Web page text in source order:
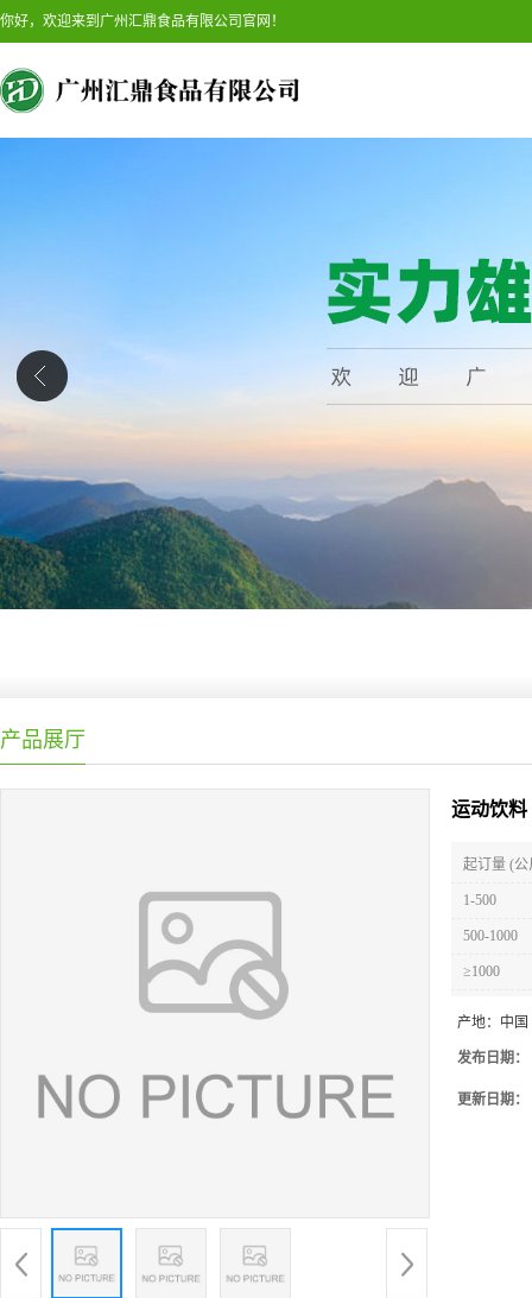
你好，欢迎来到广州汇鼎食品有限公司官网！
产品展厅
运动饮料
起订量 (公
1-500
500-1000
≥1000
产地： 中国
发布日期：
更新日期：